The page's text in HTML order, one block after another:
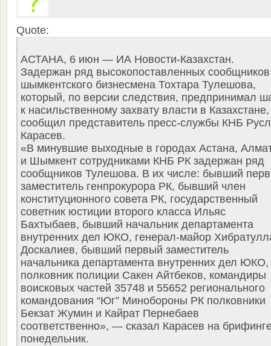
Quote:
АСТАНА, 6 июн — ИА Новости-Казахстан.
Задержан ряд высокопоставленных сообщников
шымкентского бизнесмена Тохтара Тулешова,
который, по версии следствия, предпринимал
к насильственному захвату власти в Казахстане,
сообщил представитель пресс-службы КНБ
Карасев.
«В минувшие выходные в городах Астана,
и Шымкент сотрудниками КНБ РК задержан ряд
сообщников Тулешова. В их числе: бывший
заместитель генпрокурора РК, бывший член
конституционного совета РК, государственный
советник юстиции второго класса Ильяс
Бахтыбаев, бывший начальник департамента
внутренних дел ЮКО, генерал-майор
Доскалиев, бывший первый заместитель
начальника департамента внутренних дел ЮКО,
полковник полиции Сакен Айтбеков, командиры
воисковых частей 35748 и 55652 регионального
командования “Юг” Минобороны РК полковники
Бекзат Жумин и Кайрат Пернебаев
соответственно», — сказал Карасев на
понедельник.